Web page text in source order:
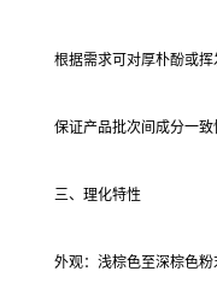
根据需求可对厚朴酚或
保证产品批次间成分一致
三、理化特性
外观：浅棕色至深棕色